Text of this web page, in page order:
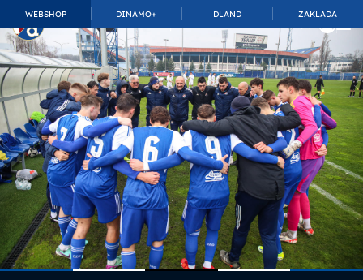
WEBSHOP DINAMO+ DLAND ZAKLADA
TOP_BAR.MembershipSuffix